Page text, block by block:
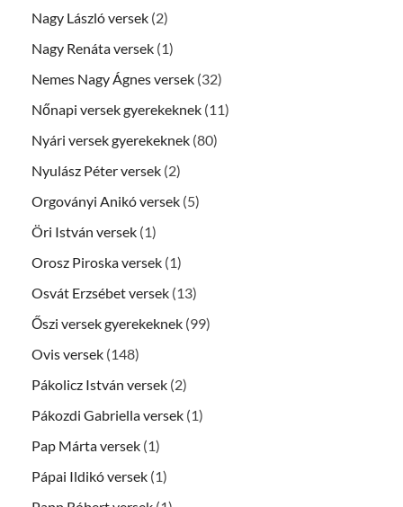
Nagy László versek (2)
Nagy Renáta versek (1)
Nemes Nagy Ágnes versek (32)
Nőnapi versek gyerekeknek (11)
Nyári versek gyerekeknek (80)
Nyulász Péter versek (2)
Orgoványi Anikó versek (5)
Öri István versek (1)
Orosz Piroska versek (1)
Osvát Erzsébet versek (13)
Őszi versek gyerekeknek (99)
Ovis versek (148)
Pákolicz István versek (2)
Pákozdi Gabriella versek (1)
Pap Márta versek (1)
Pápai Ildikó versek (1)